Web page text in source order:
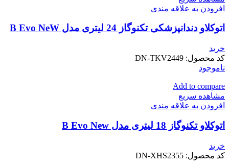
افزودن به علاقه مندی
اتوکلاو دندانپزشکی تکنوگاز 24 لیتری مدل B Evo NeW
خرید
کد محصول: DN-TKV2449
ناموجود
Add to compare
مشاهده سریع
افزودن به علاقه مندی
اتوکلاو تکنوگاز 18 لیتری مدل B Evo New
خرید
کد محصول: DN-XHS2355